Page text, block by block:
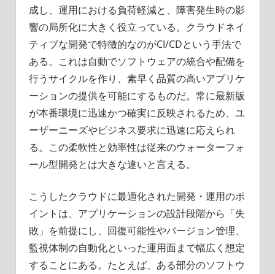
成し、運用における負荷軽減と、障害発生時の影
響の局所化に大きく役立っている。クラウドネイ
ティブな開発で特徴的なのがCI/CDという手法で
ある。これは自動でソフトウェアの統合や配備を
行うサイクルを作り、素早く品質の高いアプリケ
ーションの提供を可能にするものだ。常に最新版
が本番環境に迅速かつ確実に反映されるため、ユ
ーザーニーズやビジネス要求に迅速に応えられ
る。この柔軟性と効率性は従来のウォーターフォ
ール型開発とは大きな違いと言える。
こうしたクラウドに最適化された開発・運用のポ
イントは、アプリケーションの設計段階から「失
敗」を前提にし、回復可能性やバージョン管理、
監視体制の自動化といった運用面まで幅広く想定
することにある。たとえば、ある部分のソフトウ